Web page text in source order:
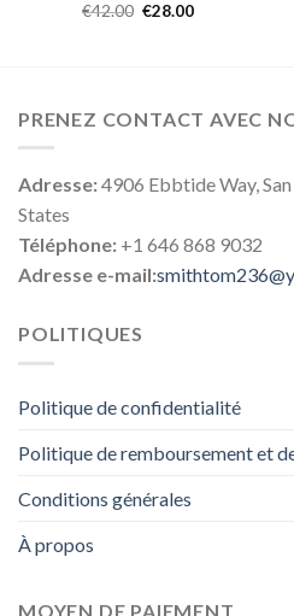
€42.00 €28.00
PRENEZ CONTACT AVEC
Adresse:4906 Ebbtide Way,
States
Téléphone: +1 646 868 9032
Adresse e-mail:
POLITIQUES
Politique de confidentialité
Politique de remboursement et
Conditions générales
À propos
MOYEN DE PAIEMENT